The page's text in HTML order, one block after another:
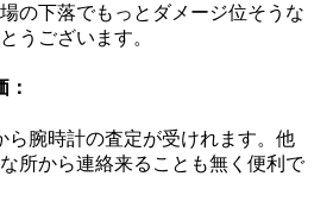
の下落でもっとダメージ位そうな
うございます。
ら腕時計の査定が受けれます。他
所から連絡来ることも無く便利で